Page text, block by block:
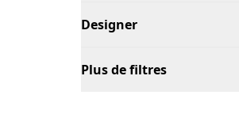
Designer
Plus de filtres